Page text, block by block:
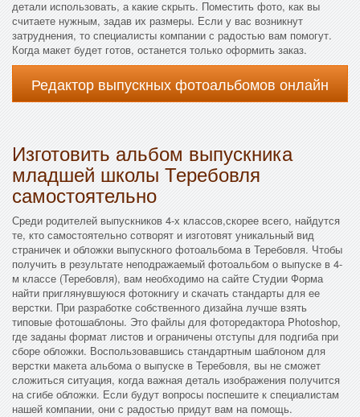
детали использовать, а какие скрыть. Поместить фото, как вы
считаете нужным, задав их размеры. Если у вас возникнут
затруднения, то специалисты компании с радостью вам помогут.
Когда макет будет готов, останется только оформить заказ.
Редактор выпускных фотоальбомов онлайн
Изготовить альбом выпускника
младшей школы Теребовля
самостоятельно
Среди родителей выпускников 4-х классов,скорее всего, найдутся
те, кто самостоятельно сотворят и изготовят уникальный вид
страничек и обложки выпускного фотоальбома в Теребовля. Чтобы
получить в результате неподражаемый фотоальбом о выпуске в 4-
м классе (Теребовля), вам необходимо на сайте Студии Форма
найти приглянувшуюся фотокнигу и скачать стандарты для ее
верстки. При разработке собственного дизайна лучше взять
типовые фотошаблоны. Это файлы для фоторедактора Photoshop,
где заданы формат листов и ограничены отступы для подгиба при
сборе обложки. Воспользовавшись стандартным шаблоном для
верстки макета альбома о выпуске в Теребовля, вы не сможет
сложиться ситуация, когда важная деталь изображения получится
на сгибе обложки. Если будут вопросы поспешите к специалистам
нашей компании, они с радостью придут вам на помощь.